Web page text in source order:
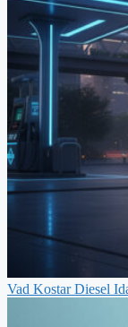
Vad Kostar Diesel